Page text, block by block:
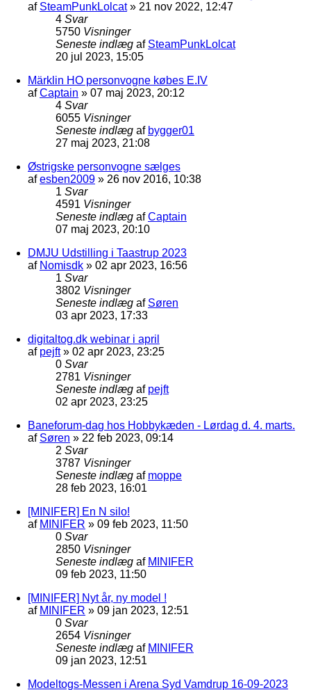
af SteamPunkLolcat» 21 nov 2022, 12:47
4 Svar
5750 Visninger
Seneste indlæg af SteamPunkLolcat
20 jul 2023, 15:05
Märklin HO personvogne købes E.IV
afCaptain » 07 maj 2023, 20:12
4 Svar
6055 Visninger
Seneste indlæg af bygger01
27 maj 2023, 21:08
Østrigske personvogne sælges
afesben2009 » 26 nov 2016, 10:38
1 Svar
4591 Visninger
Seneste indlæg afCaptain
07 maj 2023, 20:10
DMJU Udstilling i Taastrup 2023
af Nomisdk » 02 apr 2023, 16:56
1 Svar
3802 Visninger
Seneste indlæg af Søren
03 apr 2023, 17:33
digitaltog.dk webinar i april
af pejft» 02 apr 2023, 23:25
0 Svar
2781 Visninger
Seneste indlæg af pejft
02 apr 2023, 23:25
Baneforum-dag hos Hobbykæden - Lørdag d. 4. marts.
af Søren » 22 feb 2023, 09:14
2 Svar
3787 Visninger
Seneste indlæg af moppe
28 feb 2023, 16:01
[MINIFER] En N silo!
af MINIFER » 09 feb 2023, 11:50
0 Svar
2850 Visninger
Seneste indlæg af MINIFER
09 feb 2023, 11:50
[MINIFER] Nyt år, ny model !
af MINIFER » 09 jan 2023, 12:51
0 Svar
2654 Visninger
Seneste indlæg af MINIFER
09 jan 2023, 12:51
Modeltogs-Messen i Arena Syd Vamdrup 16-09-2023